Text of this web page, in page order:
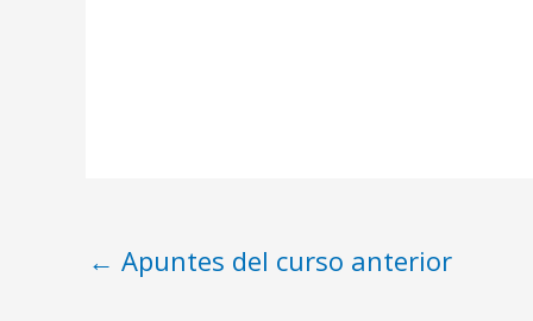
← Apuntes del curso anterior